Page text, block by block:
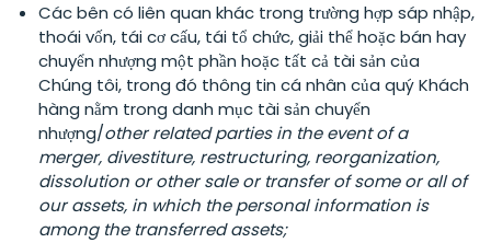
Các bên có liên quan khác trong trường hợp sáp nhập,
thoái vốn, tái cơ cấu, tái tổ chức, giải thể hoặc bán hay
chuyển nhượng một phần hoặc tất cả tài sản của
Chúng tôi, trong đó thông tin cá nhân của quý Khách
hàng nằm trong danh mục tài sản chuyển
nhượng/other related parties in the event of a
merger, divestiture, restructuring, reorganization,
dissolution or other sale or transfer of some or all of
our assets, in which the personal information is
among the transferred assets;